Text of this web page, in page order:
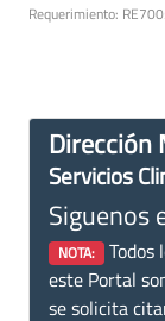
Requerimiento:
Dirección
Servicios
Siguenos
NOTA: Todos
este Portal
se solicita